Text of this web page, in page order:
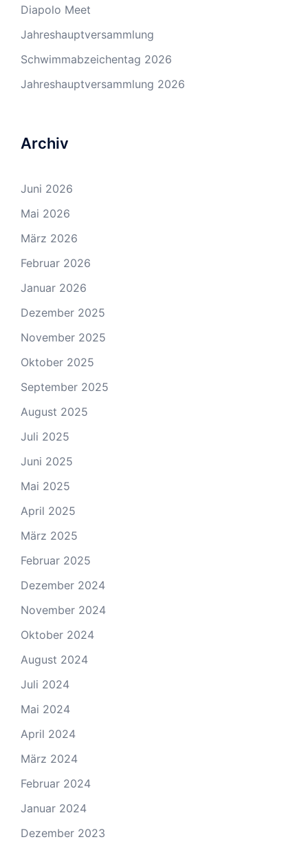
Diapolo Meet
Jahreshauptversammlung
Schwimmabzeichentag 2026
Jahreshauptversammlung 2026
Archiv
Juni 2026
Mai 2026
März 2026
Februar 2026
Januar 2026
Dezember 2025
November 2025
Oktober 2025
September 2025
August 2025
Juli 2025
Juni 2025
Mai 2025
April 2025
März 2025
Februar 2025
Dezember 2024
November 2024
Oktober 2024
August 2024
Juli 2024
Mai 2024
April 2024
März 2024
Februar 2024
Januar 2024
Dezember 2023